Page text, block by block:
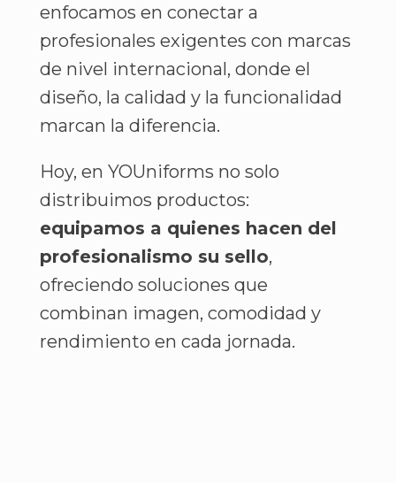
enfocamos en conectar a
profesionales exigentes con marcas
de nivel internacional, donde el
diseño, la calidad y la funcionalidad
marcan la diferencia.
Hoy, en YOUniforms no solo
distribuimos productos:
equipamos a quienes hacen del
profesionalismo su sello,
ofreciendo soluciones que
combinan imagen, comodidad y
rendimiento en cada jornada.